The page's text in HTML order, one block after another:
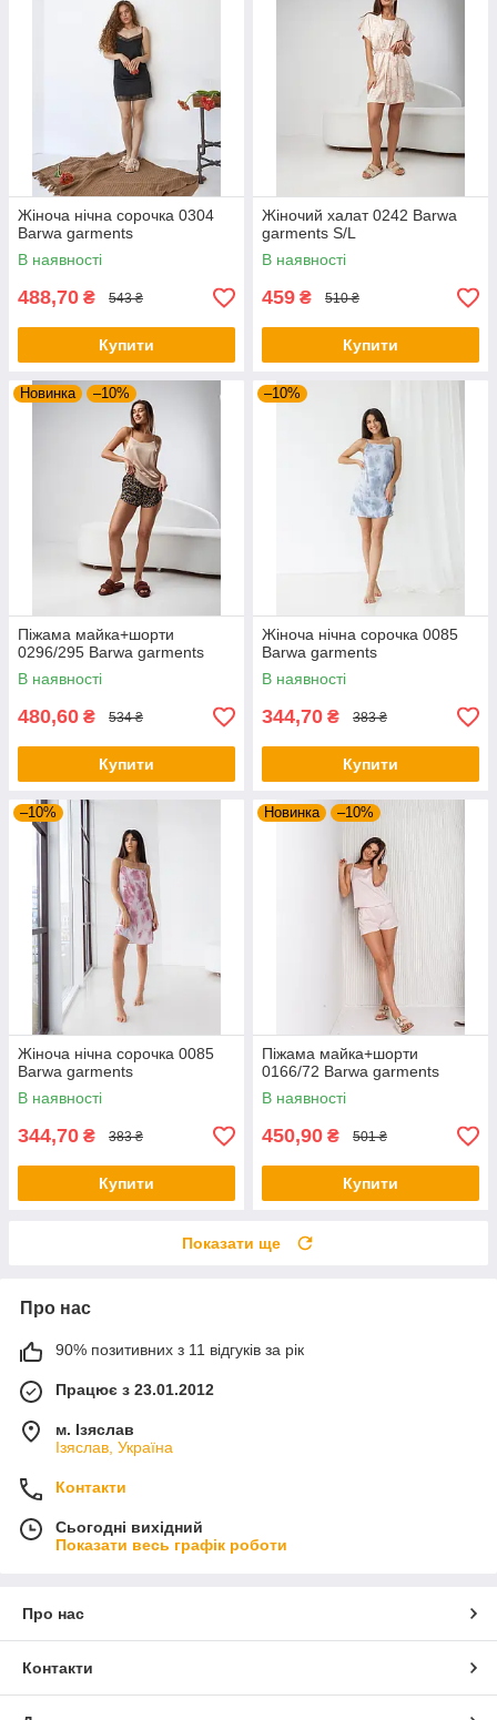
Жіноча нічна сорочка 0304
Barwa garments
В наявності
488,70 ₴ 543 ₴
Купити
Жіночий халат 0242 Barwa
garments S/L
В наявності
459 ₴ 510 ₴
Купити
Новинка –10%
Піжама майка+шорти
0296/295 Barwa garments
В наявності
480,60 ₴ 534 ₴
Купити
–10%
Жіноча нічна сорочка 0085
Barwa garments
В наявності
344,70 ₴ 383 ₴
Купити
–10%
Жіноча нічна сорочка 0085
Barwa garments
В наявності
344,70 ₴ 383 ₴
Купити
Новинка –10%
Піжама майка+шорти
0166/72 Barwa garments
В наявності
450,90 ₴ 501 ₴
Купити
Показати ще
Про нас
90% позитивних з 11 відгуків за рік
Працює з 23.01.2012
м. Ізяслав
Ізяслав, Україна
Контакти
Сьогодні вихідний
Показати весь графік роботи
Про нас
Контакти